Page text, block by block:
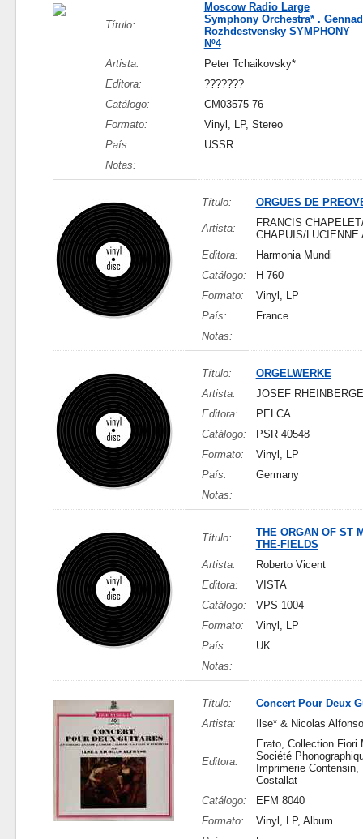
Título:
Moscow Radio Large
Symphony Orchestra* .
Rozhdestvensky SYMPHONY
Nº4
Artista:
Peter Tchaikovsky*
Editora:
???????
Catálogo:
CM03575-76
Formato:
Vinyl, LP, Stereo
País:
USSR
Notas:
Título: ORGUES DE
Artista:
FRANCIS
CHAPUIS/LUCIENNE
Editora:
Harmonia Mundi
Catálogo:
H 760
Formato:
Vinyl, LP
País:
France
Notas:
Título:
ORGELWERKE
Artista:
JOSEF
Editora:
PELCA
Catálogo:
PSR 40548
Formato:
Vinyl, LP
País:
Germany
Notas:
Título:
THE ORGAN OF ST
THE-FIELDS
Artista:
Roberto Vicent
Editora:
VISTA
Catálogo:
VPS 1004
Formato:
Vinyl, LP
País:
UK
Notas:
Título:
Concert Pour Deux
Artista:
Ilse* & Nicolas Alfonso
Editora:
Erato, Collection Fiori
Société
Imprimerie Contensin,
Costallat
Catálogo:
EFM 8040
Formato:
Vinyl, LP, Album